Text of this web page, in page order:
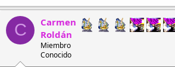
C
Carmen
Roldán
Miembro
Conocido